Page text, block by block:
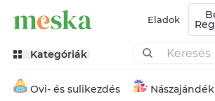
Eladok
Kategóriák
Ovi- és sulikezdés Nászajándék